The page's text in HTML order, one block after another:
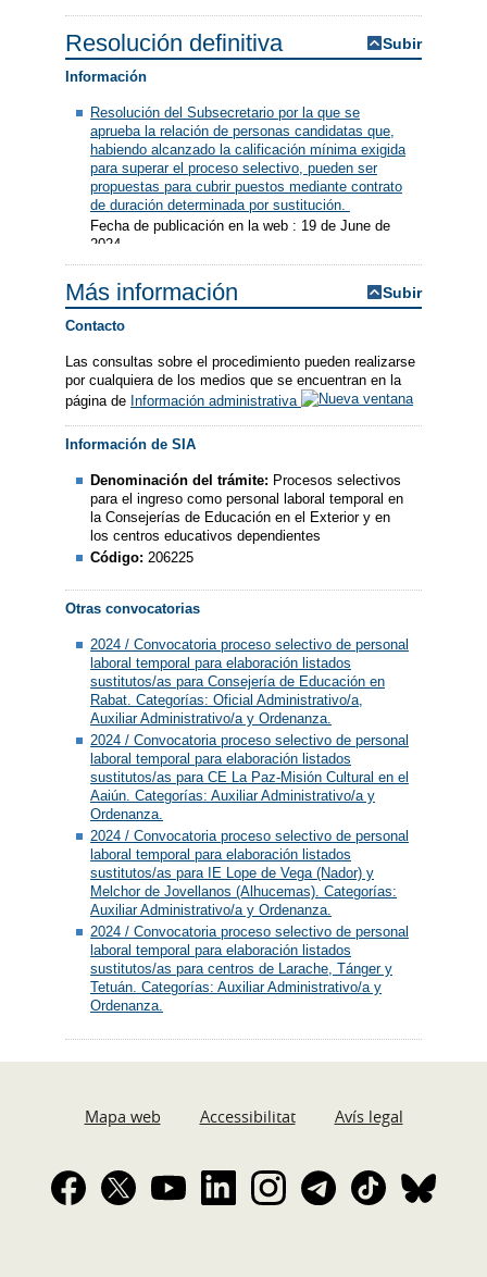
Resolución definitiva Subir
Información
Resolución del Subsecretario por la que se
aprueba la relación de personas candidatas que,
habiendo alcanzado la calificación mínima exigida
para superar el proceso selectivo, pueden ser
propuestas para cubrir puestos mediante contrato
de duración determinada por sustitución.
Fecha de publicación en la web : 19 de June de
2024
Más información Subir
Contacto
Las consultas sobre el procedimiento pueden realizarse
por cualquiera de los medios que se encuentran en la
página de Información administrativa
Información de SIA
Denominación del trámite: Procesos selectivos
para el ingreso como personal laboral temporal en
la Consejerías de Educación en el Exterior y en
los centros educativos dependientes
Código: 206225
Otras convocatorias
2024 / Convocatoria proceso selectivo de personal
laboral temporal para elaboración listados
sustitutos/as para Consejería de Educación en
Rabat. Categorías: Oficial Administrativo/a,
Auxiliar Administrativo/a y Ordenanza.
2024 / Convocatoria proceso selectivo de personal
laboral temporal para elaboración listados
sustitutos/as para CE La Paz-Misión Cultural en el
Aaiún. Categorías: Auxiliar Administrativo/a y
Ordenanza.
2024 / Convocatoria proceso selectivo de personal
laboral temporal para elaboración listados
sustitutos/as para IE Lope de Vega (Nador) y
Melchor de Jovellanos (Alhucemas). Categorías:
Auxiliar Administrativo/a y Ordenanza.
2024 / Convocatoria proceso selectivo de personal
laboral temporal para elaboración listados
sustitutos/as para centros de Larache, Tánger y
Tetuán. Categorías: Auxiliar Administrativo/a y
Ordenanza.
Mapa web Accessibilitat Avís legal